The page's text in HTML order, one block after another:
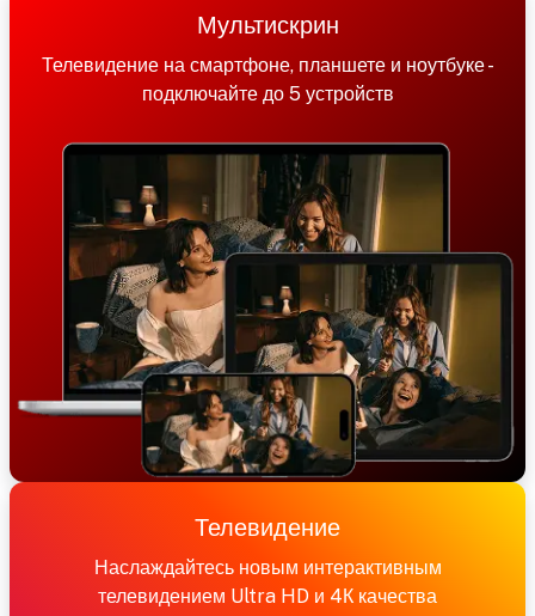
Мультискрин
Телевидение на смартфоне, планшете и ноутбуке -
подключайте до 5 устройств
Телевидение
Наслаждайтесь новым интерактивным
телевидением Ultra HD и 4К качества